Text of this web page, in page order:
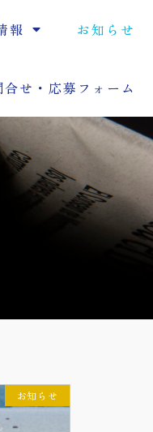
報 お知らせ
合せ・応募フォーム
お知らせ